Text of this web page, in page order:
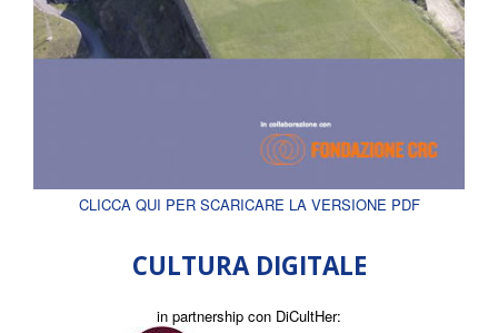
CLICCA QUI PER SCARICARE LA VERSIONE PDF
CULTURA DIGITALE
in partnership con DiCultHer: